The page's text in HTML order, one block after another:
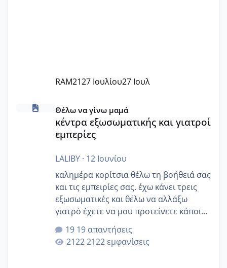
RAM2127 Ιουλίου27 Ιουλ
κέντρα εξωσωματικής και γιατροί εμπερίες
Θέλω να γίνω μαμά
κέντρα εξωσωματικής και γιατροί
εμπερίες
LALIBY· 12 Ιουνίου
καλημέρα κορίτσια θέλω τη βοήθειά σας
και τις εμπειρίες σας. έχω κάνει τρεις
εξωσωματικές και θέλω να αλλάξω
γιατρό έχετε να μου προτείνετε κάποιον
που μείνατε ευχαριστημένες και είχατε
επιιτυχία? έκανα στο υγεία με τον
ζερβομανωλάκη (δεν το εψαξε καθόλου
19 απαντήσεις
2122 εμφανίσεις